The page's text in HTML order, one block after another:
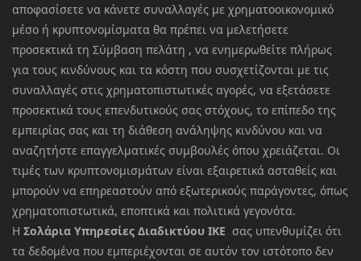
αποφασίσετε να κάνετε συναλλαγές με χρηματοοικονομικό
μέσο ή κρυπτονομίσματα θα πρέπει να μελετήσετε
προσεκτικά τη Σύμβαση πελάτη , να ενημερωθείτε πλήρως
για τους κινδύνους και τα κόστη που συσχετίζονται με τις
συναλλαγές στις χρηματοπιστωτικές αγορές, να εξετάσετε
προσεκτικά τους επενδυτικούς σας στόχους, το επίπεδο της
εμπειρίας σας και τη διάθεση ανάληψης κινδύνου και να
αναζητήστε επαγγελματικές συμβουλές όπου χρειάζεται. Οι
τιμές των κρυπτονομισμάτων είναι εξαιρετικά ασταθείς και
μπορούν να επηρεαστούν από εξωτερικούς παράγοντες, όπως
χρηματοπιστωτικά, εποπτικά και πολιτικά γεγονότα.
Η Σολάρια Υπηρεσίες Διαδικτύου ΙΚΕ σας υπενθυμίζει ότι
τα δεδομένα που εμπεριέχονται σε αυτόν τον ιστότοπο δεν